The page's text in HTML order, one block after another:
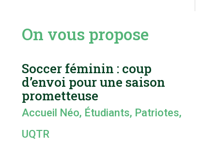
On vous propose
Soccer féminin : coup
d’envoi pour une saison
prometteuse
Accueil Néo, Étudiants, Patriotes,
UQTR